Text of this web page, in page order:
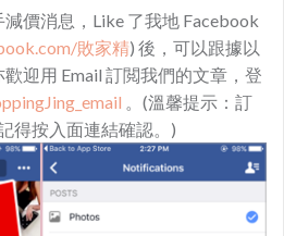
價消息，Like 了我地 Facebook
敗家精) 後，可以跟據以
迎用 Email 訂閲我們的文章，登
。(溫馨提示：訂
得按入面連結確認。)